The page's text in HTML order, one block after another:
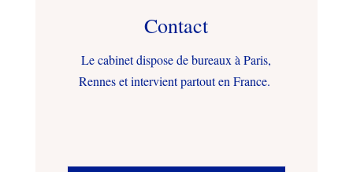
Contact
Le cabinet dispose de bureaux à Paris,
Rennes et intervient partout en France.